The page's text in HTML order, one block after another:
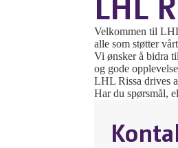
Velkommen til
alle som støtter
Vi ønsker å bidra
og gode
LHL Rissa drives
Har du spørsmål,